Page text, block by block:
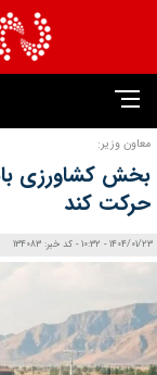
معاون وزیر:
بخش کشاورزی
حرکت کند
1404/01/23 - 10:32 - کد خبر: 134083